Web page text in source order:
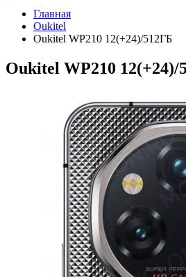
Главная
Oukitel
Oukitel WP210 12(+24)/512ГБ
Oukitel WP210 12(+24)/